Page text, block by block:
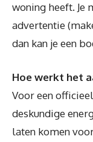
woning heeft. Je
advertentie
dan kan je een
Hoe werkt het
Voor een
deskundige
laten komen